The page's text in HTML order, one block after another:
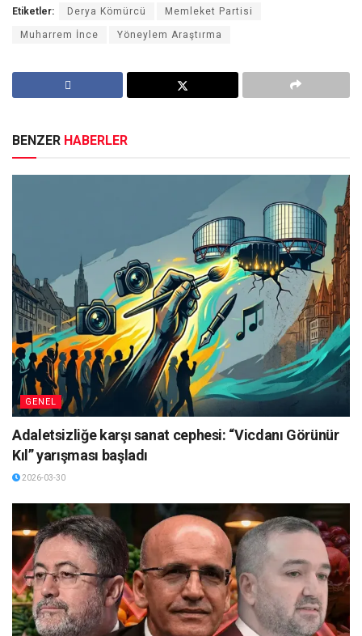
Etiketler: Derya Kömürcü Memleket Partisi
Muharrem İnce Yöneylem Araştırma
BENZER HABERLER
GENEL
Adaletsizliğe karşı sanat cephesi: “Vicdanı Görünür
Kıl” yarışması başladı
2026-03-30